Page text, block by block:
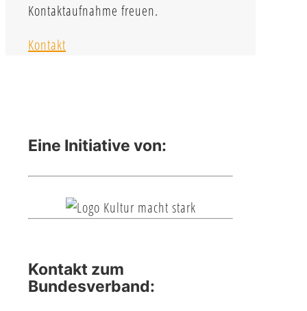
Kontaktaufnahme freuen.
Kontakt
Eine Initiative von:
Kontakt zum
Bundesverband: